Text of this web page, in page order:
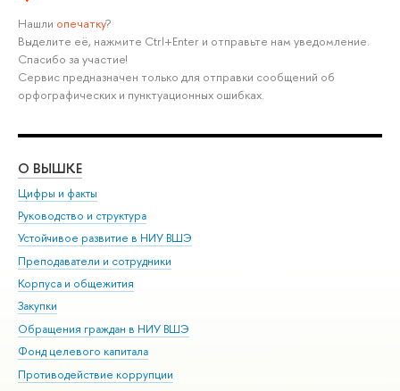
Нашли опечатку?
Выделите её, нажмите Ctrl+Enter и отправьте нам уведомление.
Спасибо за участие!
Сервис предназначен только для отправки сообщений об
орфографических и пунктуационных ошибках.
О ВЫШКЕ
Цифры и факты
Руководство и структура
Устойчивое развитие в НИУ ВШЭ
Преподаватели и сотрудники
Корпуса и общежития
Закупки
Обращения граждан в НИУ ВШЭ
Фонд целевого капитала
Противодействие коррупции